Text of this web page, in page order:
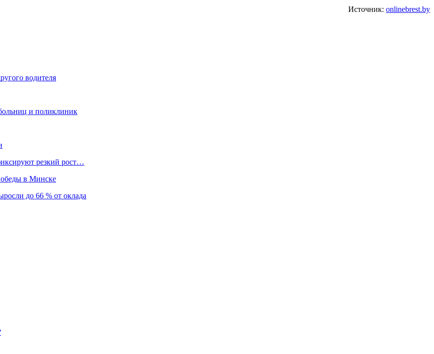
Источник: onlinebrest.by
водителя
и поликлиник
резкий рост…
в Минске
до 66 % от оклада